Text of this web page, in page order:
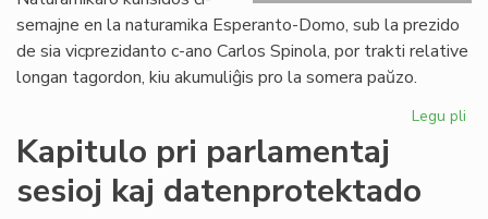
semajne en la naturamika Esperanto-Domo, sub la prezido
de sia vicprezidanto c-ano Carlos Spinola, por trakti relative
longan tagordon, kiu akumuliĝis pro la somera paŭzo.
Legu pli
Kapitulo pri parlamentaj
sesioj kaj datenprotektado